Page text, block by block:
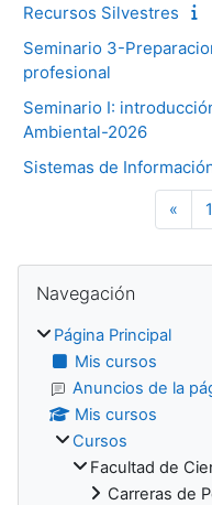
Recursos Silvestres
Seminario 3-
profesional
Seminario I:
Ambiental-2026
Sistemas de
« 1
Bloques
Navegación
Página Principal
Mis cursos
Anuncios de la
Mis cursos
Cursos
Facultad de
Carreras de